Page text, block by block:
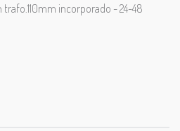
trafo.110mm incorporado - 24-48